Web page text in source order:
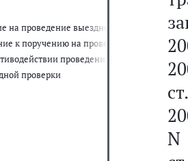
на проведение выездной проверки
к поручению на проведение выездной
проведению выездной
проверки
N